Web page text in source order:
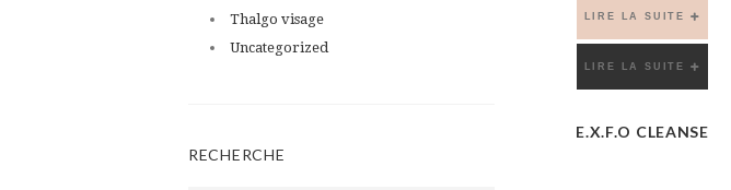
VIEW
LIRE LA SUITE
LIRE LA SUITE
E.X.F.O CLEANSE
Thalgo visage
Uncategorized
RECHERCHE